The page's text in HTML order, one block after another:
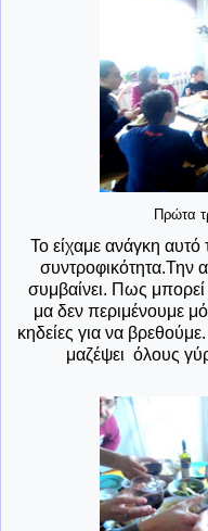
Πρώτα
Το είχαμε ανάγκη
συντροφικότητα.Την
συμβαίνει. Πως
μα δεν περιμένουμε
κηδείες για να
μαζέψει όλους